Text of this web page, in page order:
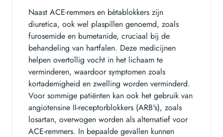
Naast ACE-remmers en bètablokkers zijn
diuretica, ook wel plaspillen genoemd, zoals
furosemide en bumetanide, cruciaal bij de
behandeling van hartfalen. Deze medicijnen
helpen overtollig vocht in het lichaam te
verminderen, waardoor symptomen zoals
kortademigheid en zwelling worden verminderd.
Voor sommige patiënten kan ook het gebruik van
angiotensine II-receptorblokkers (ARB's), zoals
losartan, overwogen worden als alternatief voor
ACE-remmers. In bepaalde gevallen kunnen